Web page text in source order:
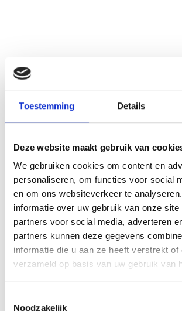
Toestemming Details
Deze website maakt gebruik van
We gebruiken cookies om content en
personaliseren, om functies voor social
en om ons websiteverkeer te
informatie over uw gebruik van onze site
partners voor social media, adverteren
partners kunnen deze gegevens
informatie die u aan ze heeft verstrekt of
verzameld op basis van uw gebruik van
Noodzakelijk
Beschikbare
Kolonelswoning -